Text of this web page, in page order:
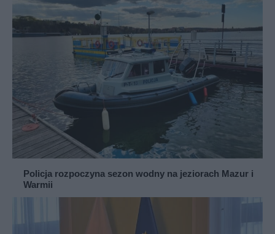
Policja rozpoczyna sezon wodny na jeziorach Mazur i
Warmii